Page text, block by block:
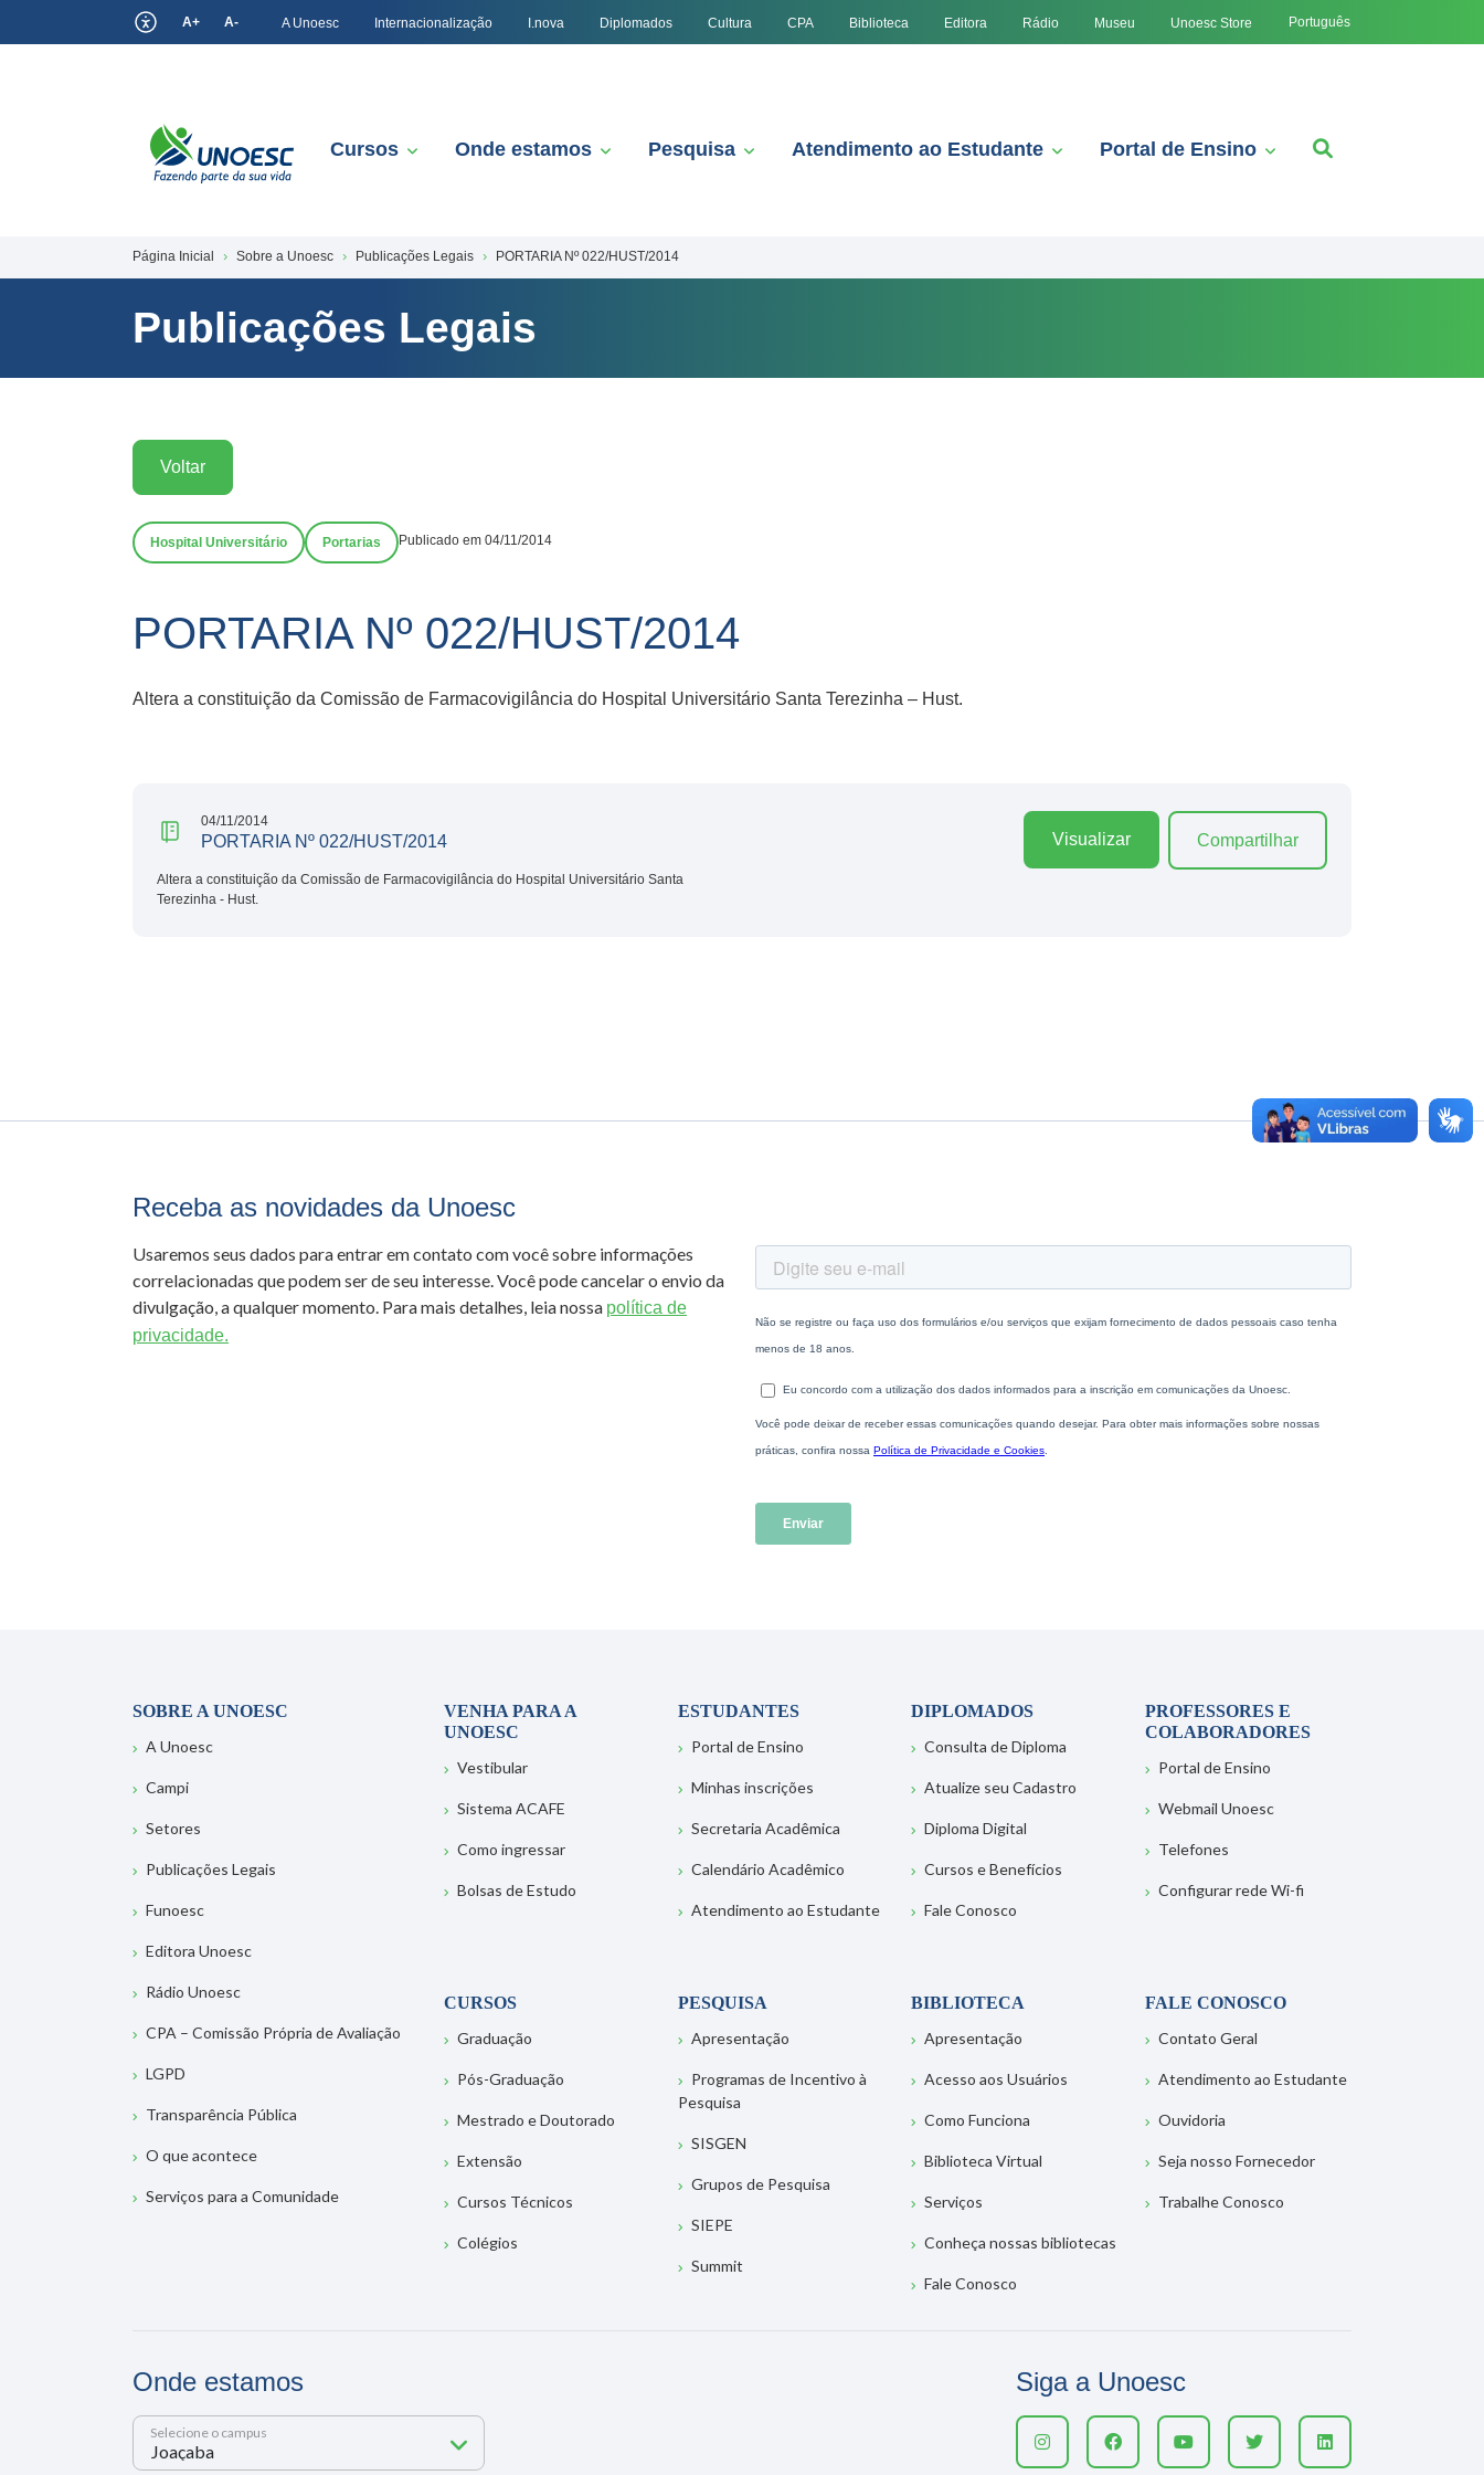
A+ A- A Unoesc Internacionalização I.nova Diplomados Cultura CPA Biblioteca Editora Rádio Museu Unoesc Store Português
Cursos Onde estamos Pesquisa Atendimento ao Estudante Portal de Ensino
Página Inicial Sobre a Unoesc Publicações Legais PORTARIA Nº 022/HUST/2014
Publicações Legais
Voltar
Hospital Universitário Portarias Publicado em 04/11/2014
PORTARIA Nº 022/HUST/2014
Altera a constituição da Comissão de Farmacovigilância do Hospital Universitário Santa Terezinha – Hust.
04/11/2014
PORTARIA Nº 022/HUST/2014
Altera a constituição da Comissão de Farmacovigilância do Hospital Universitário Santa
Terezinha - Hust.
Visualizar Compartilhar
Receba as novidades da Unoesc
Usaremos seus dados para entrar em contato com você sobre informações
correlacionadas que podem ser de seu interesse. Você pode cancelar o envio da
divulgação, a qualquer momento. Para mais detalhes, leia nossa política de
privacidade.
SOBRE A UNOESC
A Unoesc
Campi
Setores
Publicações Legais
Funoesc
Editora Unoesc
Rádio Unoesc
CPA – Comissão Própria de Avaliação
LGPD
Transparência Pública
O que acontece
Serviços para a Comunidade
VENHA PARA A
UNOESC
Vestibular
Sistema ACAFE
Como ingressar
Bolsas de Estudo
ESTUDANTES
Portal de Ensino
Minhas inscrições
Secretaria Acadêmica
Calendário Acadêmico
Atendimento ao Estudante
DIPLOMADOS
Consulta de Diploma
Atualize seu Cadastro
Diploma Digital
Cursos e Benefícios
Fale Conosco
PROFESSORES E
COLABORADORES
Portal de Ensino
Webmail Unoesc
Telefones
Configurar rede Wi-fi
CURSOS
Graduação
Pós-Graduação
Mestrado e Doutorado
Extensão
Cursos Técnicos
Colégios
PESQUISA
Apresentação
Programas de Incentivo à
Pesquisa
SISGEN
Grupos de Pesquisa
SIEPE
Summit
BIBLIOTECA
Apresentação
Acesso aos Usuários
Como Funciona
Biblioteca Virtual
Serviços
Conheça nossas bibliotecas
Fale Conosco
FALE CONOSCO
Contato Geral
Atendimento ao Estudante
Ouvidoria
Seja nosso Fornecedor
Trabalhe Conosco
Onde estamos
Selecione o campus
Siga a Unoesc